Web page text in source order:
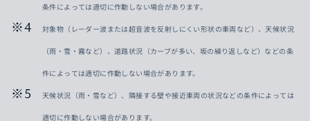
条件によっては適切に作動しない場合があります。
対象物（レーダー波または超音波を反射しにくい形状の車両など）、天候状況
（雨・雪・霧など）、道路状況（カーブが多い、坂の繰り返しなど）などの条
件によっては適切に作動しない場合があります。
天候状況（雨・雪など）、隣接する壁や接近車両の状況などの条件によっては
適切に作動しない場合があります。